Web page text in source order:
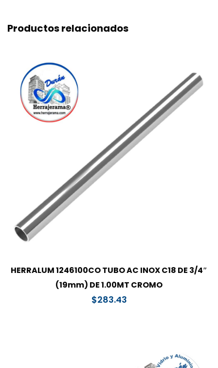
Productos relacionados
HERRALUM 1246100CO TUBO AC INOX C18 DE 3/4″
(19mm) DE 1.00MT CROMO
$283.43